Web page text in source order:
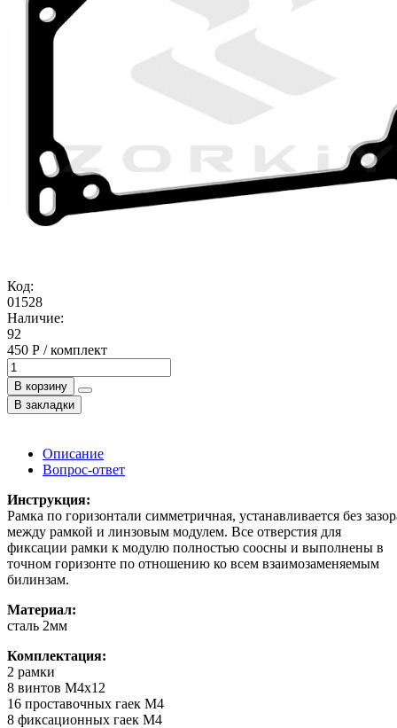
Код:
01528
Наличие:
92
450 Р / комплект
В корзину
В закладки
Описание
Вопрос-ответ
Инструкция:
Рамка по горизонтали симметричная, устанавливается без
между рамкой и линзовым модулем. Все отверстия для
фиксации рамки к модулю полностью соосны и выполнены в
точном горизонте по отношению ко всем взаимозаменяемым
билинзам.
Материал:
сталь 2мм
Комплектация:
2 рамки
8 винтов M4x12
16 проставочных гаек М4
8 фиксационных гаек M4